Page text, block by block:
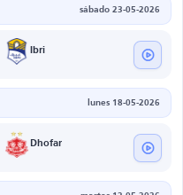
sábado 23-05-2026
Ibri
lunes 18-05-2026
Dhofar